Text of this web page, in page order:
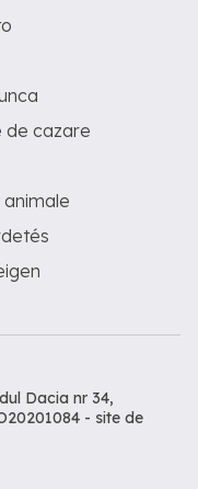
de cazare
Dacia nr 34,
- site de